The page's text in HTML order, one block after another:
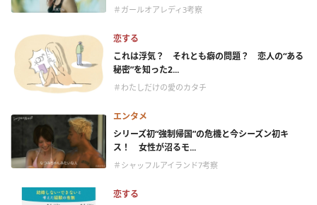
＃ガールオアレディ3考察
恋する
これは浮気？ それとも癖の問題？ 恋人の“ある
秘密”を知った2...
＃わたしだけの愛のカタチ
エンタメ
シリーズ初“強制帰国”の危機と今シーズン初キ
ス！ 女性が沼るモ...
＃シャッフルアイランド7考察
恋する